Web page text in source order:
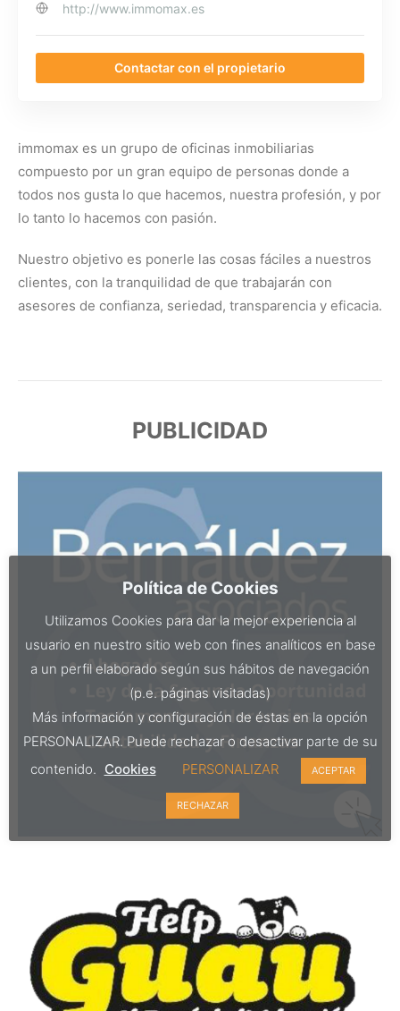
http://www.immomax.es
Contactar con el propietario
immomax es un grupo de oficinas inmobiliarias
compuesto por un gran equipo de personas donde a
todos nos gusta lo que hacemos, nuestra profesión, y por
lo tanto lo hacemos con pasión.
Nuestro objetivo es ponerle las cosas fáciles a nuestros
clientes, con la tranquilidad de que trabajarán con
asesores de confianza, seriedad, transparencia y eficacia.
PUBLICIDAD
Política de Cookies
Utilizamos Cookies para dar la mejor experiencia al
usuario en nuestro sitio web con fines analíticos en base
a un perfil elaborado según sus hábitos de navegación
(p.e. páginas visitadas)
Más información y configuración de éstas en la opción
PERSONALIZAR. Puede rechazar o desactivar parte de su
contenido. Cookies PERSONALIZAR ACEPTAR
RECHAZAR